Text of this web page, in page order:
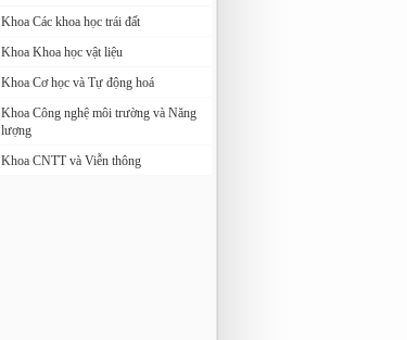
Khoa Các khoa học trái đất
Khoa Khoa học vật liệu
Khoa Cơ học và Tự động hoá
Khoa Công nghệ môi trường và Năng
lượng
Khoa CNTT và Viễn thông